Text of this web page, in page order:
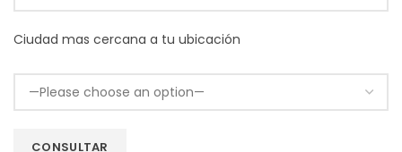
Ciudad mas cercana a tu ubicación